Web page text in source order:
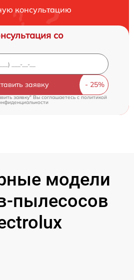
консультацию
со
заявку
заявку" Вы соглашаетесь cполитикой
модели
пылесосов